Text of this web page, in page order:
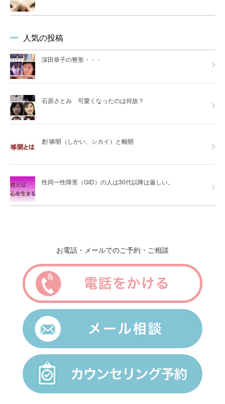
人気の投稿
深田恭子の整形・・・
石原さとみ 可愛くなったのは何故？
創 哆開（しかい、シカイ）と離開
性同一性障害（GID）の人は30代以降は厳しい。
お電話・メールでのご予約・ご相談